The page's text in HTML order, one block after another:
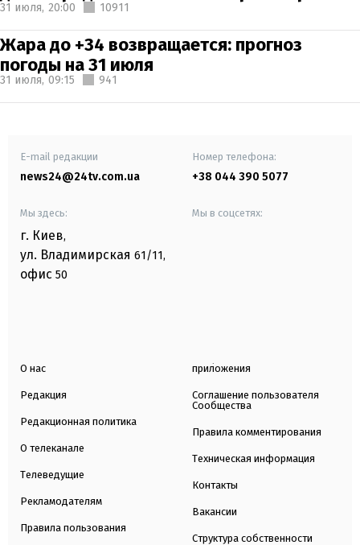
31 июля, 20:00 10911
Жара до +34 возвращается: прогноз
погоды на 31 июля
31 июля, 09:15 941
E-mail редакции
news24@24tv.com.ua
Номер телефона:
+38 044 390 5077
Мы здесь:
г. Киев,
ул. Владимирская 61/11,
офис 50
Мы в соцсетях:
О нас
Редакция
Редакционная политика
О телеканале
Телеведущие
Рекламодателям
Правила пользования
приложения
Соглашение пользователя
Сообщества
Правила комментирования
Техническая информация
Контакты
Вакансии
Структура собственности